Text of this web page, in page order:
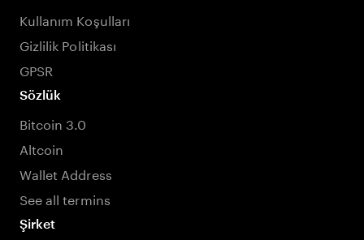
Kullanım Koşulları
Gizlilik Politikası
GPSR
Sözlük
Bitcoin 3.0
Altcoin
Wallet Address
See all termins
Şirket